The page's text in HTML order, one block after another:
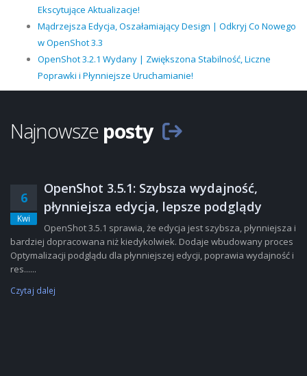
Ekscytujące Aktualizacje!
Mądrzejsza Edycja, Oszałamiający Design | Odkryj Co Nowego
w OpenShot 3.3
OpenShot 3.2.1 Wydany | Zwiększona Stabilność, Liczne
Poprawki i Płynniejsze Uruchamianie!
Najnowsze posty
6
Kwi
OpenShot 3.5.1: Szybsza wydajność,
płynniejsza edycja, lepsze podglądy
OpenShot 3.5.1 sprawia, że edycja jest szybsza, płynniejsza i
bardziej dopracowana niż kiedykolwiek. Dodaje wbudowany proces
Optymalizacji podglądu dla płynniejszej edycji, poprawia wydajność i
res......
Czytaj dalej